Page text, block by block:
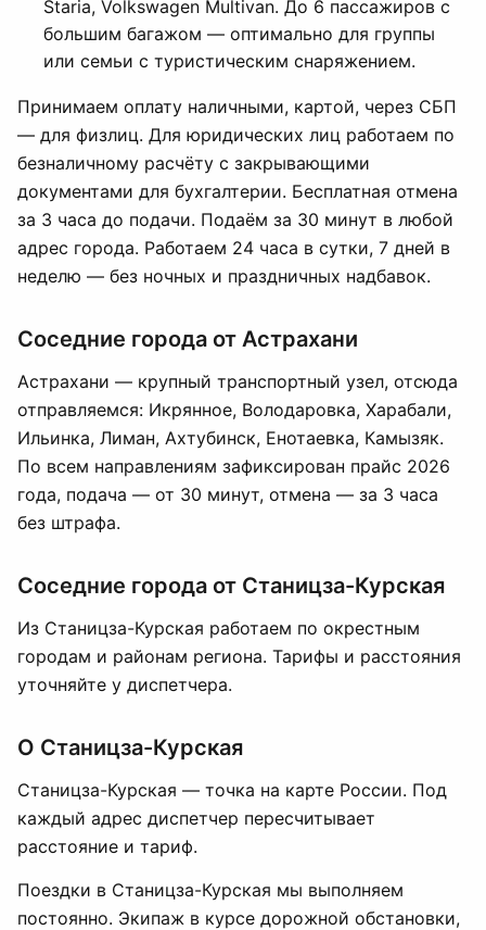
Staria, Volkswagen Multivan. До 6 пассажиров с
большим багажом — оптимально для группы
или семьи с туристическим снаряжением.
Принимаем оплату наличными, картой, через СБП
— для физлиц. Для юридических лиц работаем по
безналичному расчёту с закрывающими
документами для бухгалтерии. Бесплатная отмена
за 3 часа до подачи. Подаём за 30 минут в любой
адрес города. Работаем 24 часа в сутки, 7 дней в
неделю — без ночных и праздничных надбавок.
Соседние города от Астрахани
Астрахани — крупный транспортный узел, отсюда
отправляемся: Икрянное, Володаровка, Харабали,
Ильинка, Лиман, Ахтубинск, Енотаевка, Камызяк.
По всем направлениям зафиксирован прайс 2026
года, подача — от 30 минут, отмена — за 3 часа
без штрафа.
Соседние города от Станицза-Курская
Из Станицза-Курская работаем по окрестным
городам и районам региона. Тарифы и расстояния
уточняйте у диспетчера.
О Станицза-Курская
Станицза-Курская — точка на карте России. Под
каждый адрес диспетчер пересчитывает
расстояние и тариф.
Поездки в Станицза-Курская мы выполняем
постоянно. Экипаж в курсе дорожной обстановки,